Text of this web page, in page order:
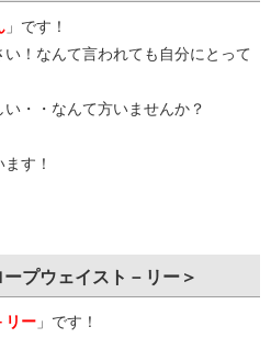
」です！
！なんて言われても自分にとって
・・なんて方いませんか？
す！
プウェイスト－リー＞
リー 」です！